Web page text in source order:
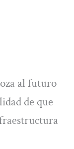
al futuro
de que